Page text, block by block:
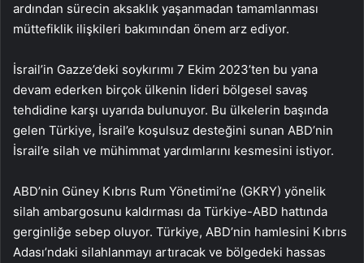
ardından sürecin aksaklık yaşanmadan tamamlanması
müttefiklik ilişkileri bakımından önem arz ediyor.
İsrail’in Gazze’deki soykırımı 7 Ekim 2023’ten bu yana
devam ederken birçok ülkenin lideri bölgesel savaş
tehdidine karşı uyarıda bulunuyor. Bu ülkelerin başında
gelen Türkiye, İsrail’e koşulsuz desteğini sunan ABD’nin
İsrail’e silah ve mühimmat yardımlarını kesmesini istiyor.
ABD’nin Güney Kıbrıs Rum Yönetimi’ne (GKRY) yönelik
silah ambargosunu kaldırması da Türkiye-ABD hattında
gerginliğe sebep oluyor. Türkiye, ABD’nin hamlesini Kıbrıs
Adası’ndaki silahlanmayı artıracak ve bölgedeki hassas